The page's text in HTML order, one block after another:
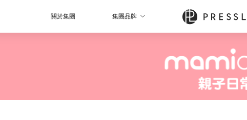
關於集團 集團品牌